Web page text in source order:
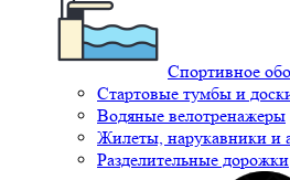
Спортивное
Стартовые тумбы и
Водяные велотренажеры
Жилеты, нарукавники и
Разделительные дорожки